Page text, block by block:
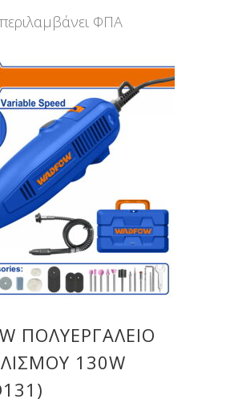
ΦΠΑ
ΠΟΛΥΕΡΓΑΛΕΙΟ
130W